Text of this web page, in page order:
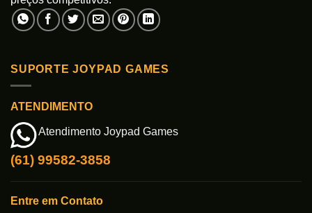
SUPORTE JOYPAD GAMES
ATENDIMENTO
Atendimento Joypad Games
(61) 99582-3858
Entre em Contato